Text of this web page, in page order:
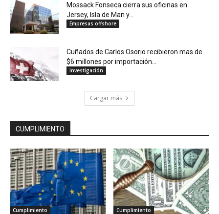
Mossack Fonseca cierra sus oficinas en
Jersey, Isla de Man y...
Empresas offshore
Cuñados de Carlos Osorio recibieron mas de
$6 millones por importación...
Investigación
Cargar más
CUMPLIMIENTO
Cumplimiento Cumplimiento